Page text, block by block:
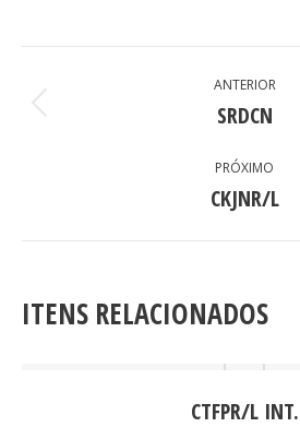
NAVIGATION
ANTERIOR
Previous
SRDCN
PRÓXIMO
Next
CKJNR/L
ITENS RELACIONADOS
CTFPR/L INT.